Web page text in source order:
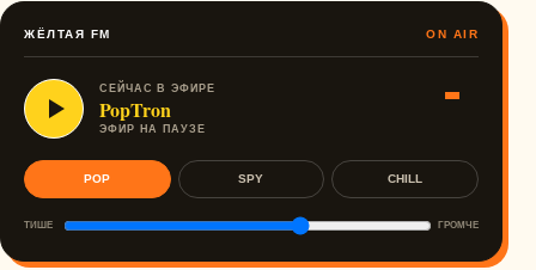
ЖЁЛТАЯ FM ON AIR
СЕЙЧАС В ЭФИРЕ
PopTron
ЭФИР НА ПАУЗЕ
POP SPY CHILL
ТИШЕ ГРОМЧЕ